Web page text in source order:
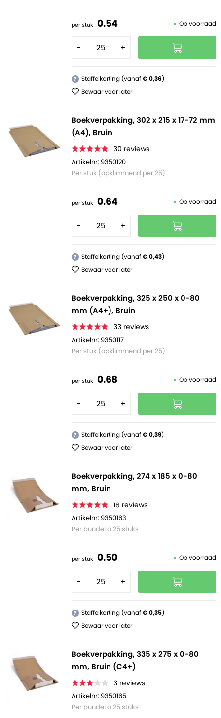
per stuk 0.54 Op voorraad
- +
? Staffelkorting (vanaf€ 0,36)
Bewaar voor later
Boekverpakking, 302 x 215 x 17-72 mm
(A4), Bruin
30 reviews
Artikelnr: 9350120
Per stuk (opklimmend per 25)
per stuk 0.64 Op voorraad
- +
? Staffelkorting (vanaf€ 0,43)
Bewaar voor later
Boekverpakking, 325 x 250 x 0-80
mm (A4+), Bruin
33 reviews
Artikelnr: 9350117
Per stuk (opklimmend per 25)
per stuk 0.68 Op voorraad
- +
? Staffelkorting (vanaf€ 0,39)
Bewaar voor later
Boekverpakking, 274 x 185 x 0-80
mm, Bruin
18 reviews
Artikelnr: 9350163
Per bundel à 25 stuks
per stuk 0.50 Op voorraad
- +
? Staffelkorting (vanaf€ 0,35)
Bewaar voor later
Boekverpakking, 335 x 275 x 0-80
mm, Bruin (C4+)
3 reviews
Artikelnr: 9350165
Per bundel à 25 stuks